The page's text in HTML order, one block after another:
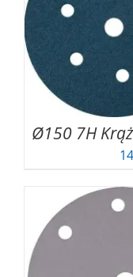
Ø150 7H